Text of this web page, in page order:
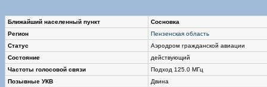
Ближайший населенный пункт
Сосновка
Регион
Пензенская область
Статус
Аэродром гражданской авиации
Состояние
действующий
Частоты голосовой связи
Подход 125.0 МГц
Позывные УКВ
Двина